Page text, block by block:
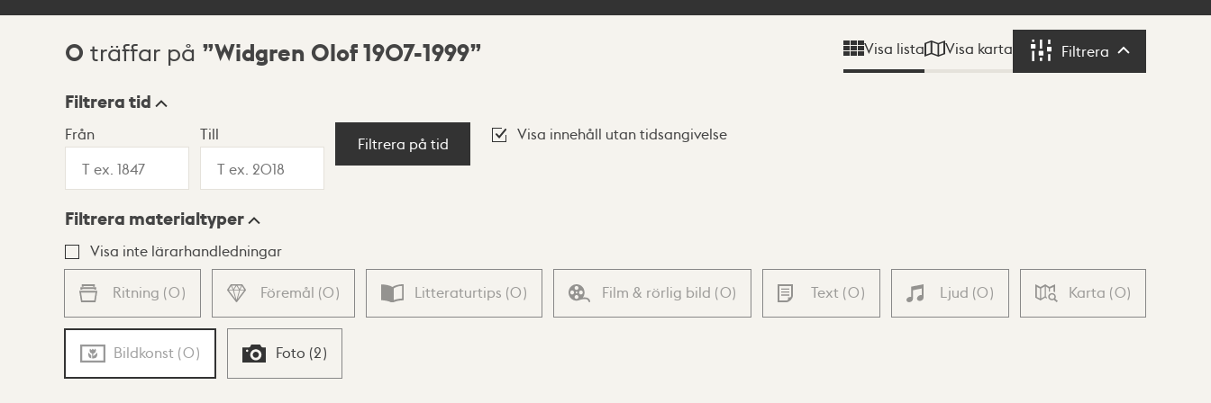
Sökresultat
0 träffar på Widgren Olof 1907-1999 Visa lista Visa karta Filtrera Filtrera
Visningsläge
Lista Karta
Filtrera tid
Från Till
Filtrera på tid
Visa innehåll utan tidsangivelse
Filtrera materialtyper
Visa inte lärarhandledningar
Ritning (0) Föremål (0) Litteraturtips (0) Film & rörlig bild (0) Text (0) Ljud (0) Karta (0)
Bildkonst (0) Foto (2)